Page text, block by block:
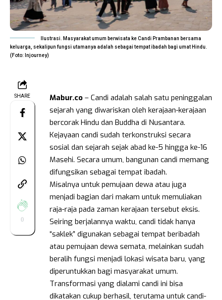
Ilustrasi. Masyarakat umum berwisata ke Candi Prambanan bersama
keluarga, sekalipun fungsi utamanya adalah sebagai tempat ibadah bagi umat Hindu.
(Foto: Injourney)
SHARE
0
Mabur.co – Candi adalah salah satu peninggalan
sejarah yang diwariskan oleh kerajaan-kerajaan
bercorak Hindu dan Buddha di Nusantara.
Kejayaan candi sudah terkonstruksi secara
sosial dan sejarah sejak abad ke-5 hingga ke-16
Masehi. Secara umum, bangunan candi memang
difungsikan sebagai tempat ibadah.
Misalnya untuk pemujaan dewa atau juga
menjadi bagian dari makam untuk memuliakan
raja-raja pada zaman kerajaan tersebut eksis.
Seiring berjalannya waktu, candi tidak hanya
“saklek” digunakan sebagai tempat beribadah
atau pemujaan dewa semata, melainkan sudah
beralih fungsi menjadi lokasi wisata baru, yang
diperuntukkan bagi masyarakat umum.
Transformasi yang dialami candi ini bisa
dikatakan cukup berhasil, terutama untuk candi-